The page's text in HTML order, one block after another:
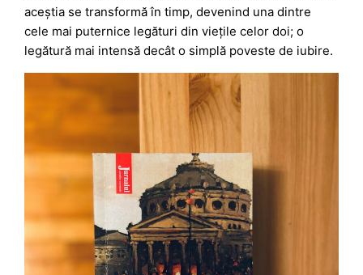
aceștia se transformă în timp, devenind una dintre
cele mai puternice legături din viețile celor doi; o
legătură mai intensă decât o simplă poveste de iubire.